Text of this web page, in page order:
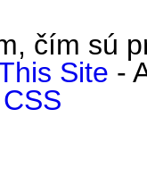
čím sú
Site -
CSS